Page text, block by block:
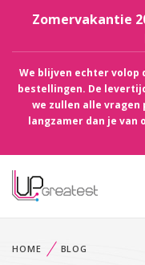
Zomervakantie
We blijven echter volop
bestellingen. De
we zullen alle
langzamer dan je van
HOME BLOG